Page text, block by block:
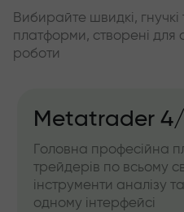
Вибирайте швидкі, гнучкі
платформи, створені для
роботи
Metatrader
Головна професійна
трейдерів по всьому
інструменти аналізу
одному інтерфейсі